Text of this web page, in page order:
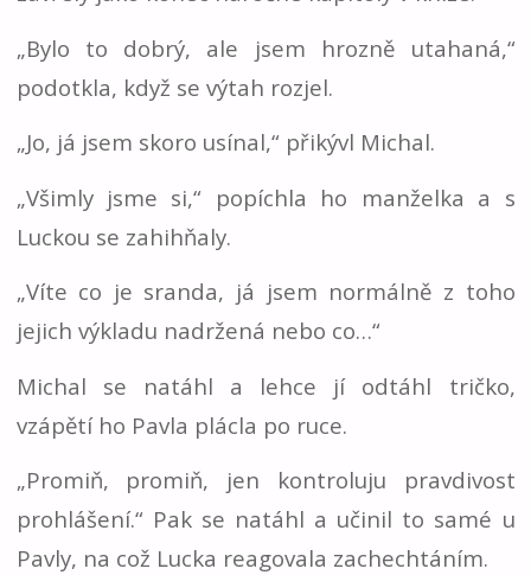
„Bylo to dobrý, ale jsem hrozně utahaná,“
podotkla, když se výtah rozjel.
„Jo, já jsem skoro usínal,“ přikývl Michal.
„Všimly jsme si,“ popíchla ho manželka a s
Luckou se zahihňaly.
„Víte co je sranda, já jsem normálně z toho
jejich výkladu nadržená nebo co…“
Michal se natáhl a lehce jí odtáhl tričko,
vzápětí ho Pavla plácla po ruce.
„Promiň, promiň, jen kontroluju pravdivost
prohlášení.“ Pak se natáhl a učinil to samé u
Pavly, na což Lucka reagovala zachechtáním.